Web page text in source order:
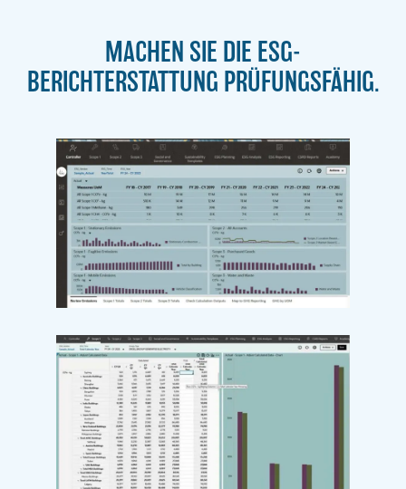
MACHEN SIE DIE ESG-
BERICHTERSTATTUNG PRÜFUNGSFÄHIG.